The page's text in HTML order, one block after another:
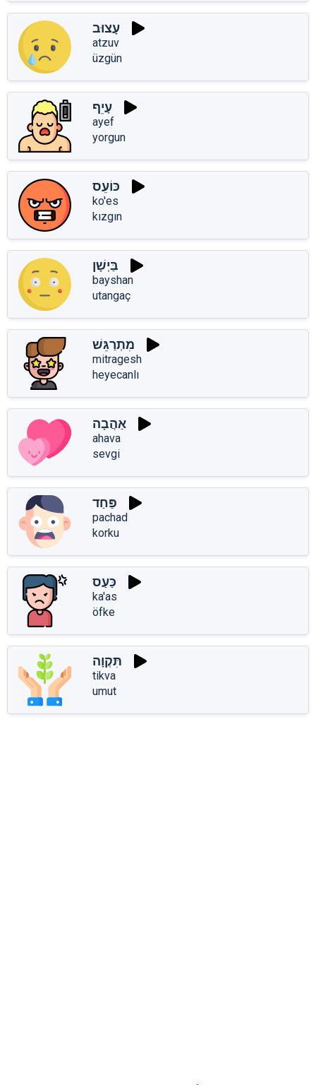
עָצוּב
atzuv
üzgün
עָיֵף
ayef
yorgun
כּוֹעֵס
ko'es
kızgın
בַּיְשָׁן
bayshan
utangaç
מִתְרַגֵּשׁ
mitragesh
heyecanlı
אַהֲבָה
ahava
sevgi
פַּחַד
pachad
korku
כַּעַס
ka'as
öfke
תִּקְוָה
tikva
umut